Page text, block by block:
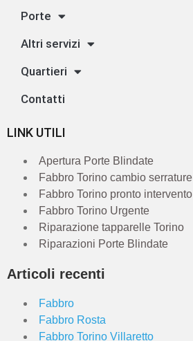
Porte
Altri servizi
Quartieri
Contatti
LINK UTILI
Apertura Porte Blindate
Fabbro Torino cambio serrature
Fabbro Torino pronto intervento
Fabbro Torino Urgente
Riparazione tapparelle Torino
Riparazioni Porte Blindate
Articoli recenti
Fabbro
Fabbro Rosta
Fabbro Torino Villaretto